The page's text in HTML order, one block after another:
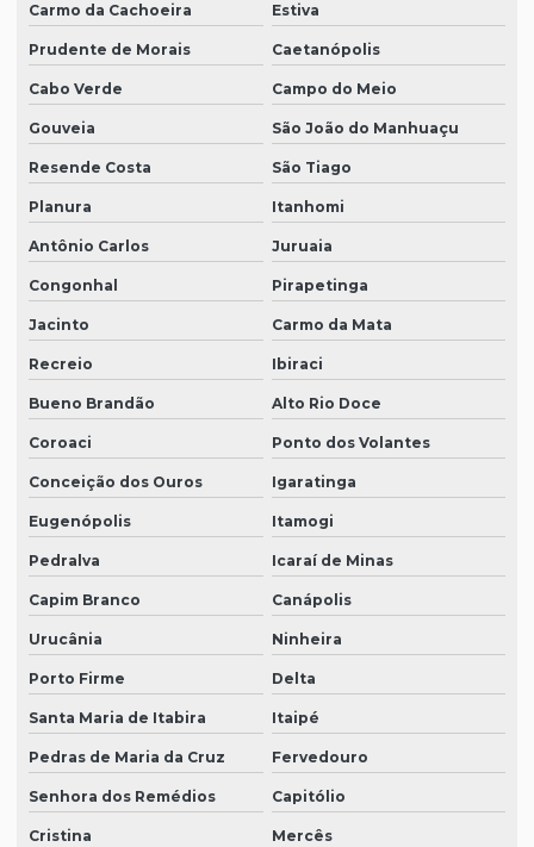
Carmo da Cachoeira Estiva
Prudente de Morais Caetanópolis
Cabo Verde Campo do Meio
Gouveia São João do Manhuaçu
Resende Costa São Tiago
Planura Itanhomi
Antônio Carlos Juruaia
Congonhal Pirapetinga
Jacinto Carmo da Mata
Recreio Ibiraci
Bueno Brandão Alto Rio Doce
Coroaci Ponto dos Volantes
Conceição dos Ouros Igaratinga
Eugenópolis Itamogi
Pedralva Icaraí de Minas
Capim Branco Canápolis
Urucânia Ninheira
Porto Firme Delta
Santa Maria de Itabira Itaipé
Pedras de Maria da Cruz Fervedouro
Senhora dos Remédios Capitólio
Cristina Mercês